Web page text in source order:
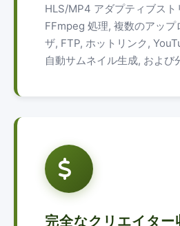
HLS/MP4 アダプティブスト
FFmpeg 処理, 複数のアップ
ザ, FTP, ホットリンク,
自動サムネイル生成, および
完全なクリエイター